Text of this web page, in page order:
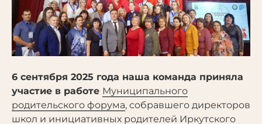
6 сентября 2025 года наша команда приняла
участие в работе Муниципального
родительского форума, собравшего директоров
школ и инициативных родителей Иркутского